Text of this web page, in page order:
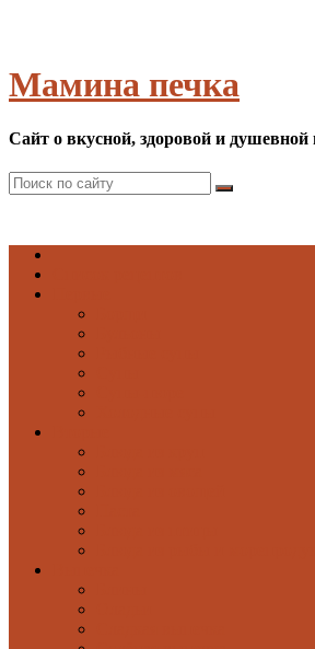
Мамина печка
Сайт о вкусной, здоровой и